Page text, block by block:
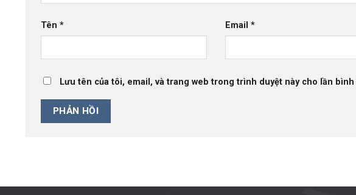
Tên * Email*
Lưu tên của tôi, email, và trang web trong trình duyệt này cho lần